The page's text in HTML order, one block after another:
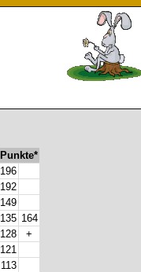
Punkte*
196
192
149
135 164
128
+
121
113